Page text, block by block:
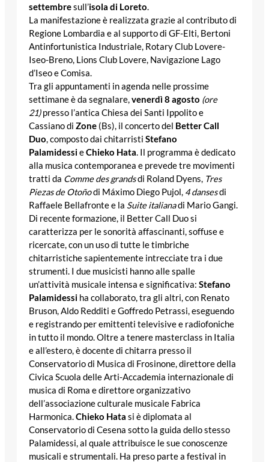
settembresull’isola di Loreto.
La manifestazione è realizzata grazie al contributo di
Regione Lombardia e al supporto di GF-Elti, Bertoni
Antinfortunistica Industriale, Rotary Club Lovere-
Iseo-Breno, Lions Club Lovere, Navigazione Lago
d’Iseo e Comisa.
Tra gli appuntamenti in agenda nelle prossime
settimane è da segnalare,venerdì 8 agosto (ore
21)presso l’antica Chiesa dei Santi Ippolito e
Cassiano di Zone (Bs), il concerto del Better Call
Duo, composto dai chitarristi Stefano
PalamidessieChieko Hata. Il programma è dedicato
alla musica contemporanea e prevede tre movimenti
tratti da Comme des grandsdi Roland Dyens, Tres
Piezas de Otoñodi Máximo Diego Pujol, 4 dansesdi
Raffaele Bellafronte e la Suite italianadi Mario Gangi.
Di recente formazione, il Better Call Duo si
caratterizza per le sonorità affascinanti, soffuse e
ricercate, con un uso di tutte le timbriche
chitarristiche sapientemente intrecciate tra i due
strumenti. I due musicisti hanno alle spalle
un’attività musicale intensa e significativa: Stefano
Palamidessi ha collaborato, tra gli altri, con Renato
Bruson, Aldo Redditi e Goffredo Petrassi, eseguendo
e registrando per emittenti televisive e radiofoniche
in tutto il mondo. Oltre a tenere masterclass in Italia
e all’estero, è docente di chitarra presso il
Conservatorio di Musica di Frosinone, direttore della
Civica Scuola delle Arti-Accademia internazionale di
musica di Roma e direttore organizzativo
dell’associazione culturale musicale Fabrica
Harmonica.Chieko Hata si è diplomata al
Conservatorio di Cesena sotto la guida dello stesso
Palamidessi, al quale attribuisce le sue conoscenze
musicali e strumentali. Ha preso parte a festival in